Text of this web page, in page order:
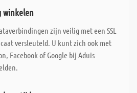
winkelen
zijn veilig met een SSL
versleuteld. U kunt zich ook met
Facebook of Google bij Aduis